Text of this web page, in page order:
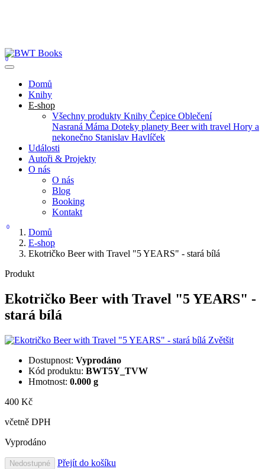
0
Domů
Knihy
E-shop
Všechny produkty Knihy Čepice Oblečení
Nasraná Máma Doteky planety Beer with travel Hory a
nekonečno Stanislav Havlíček
Události
Autoři & Projekty
O nás
O nás
Blog
Booking
Kontakt
0
Domů
E-shop
Ekotričko Beer with Travel "5 YEARS" - stará bílá
Produkt
Ekotričko Beer with Travel "5 YEARS" -
stará bílá
Zvětšit
Dostupnost: Vyprodáno
Kód produktu: BWT5Y_TVW
Hmotnost: 0.000 g
400 Kč
včetně DPH
Vyprodáno
Nedostupné Přejít do košíku